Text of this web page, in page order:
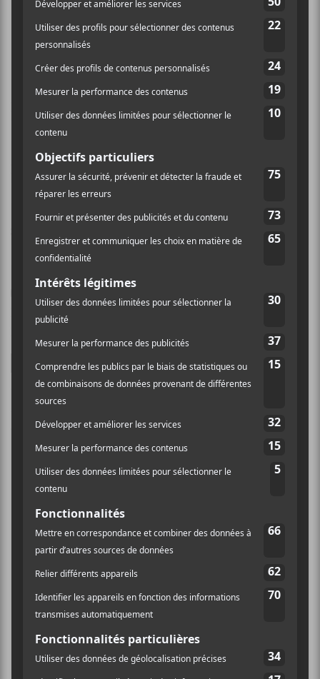
Nom (obligatoire)
Email (ne sera pas publié) (obligatoire)
Enregistrer mon nom, mon e-mail et mon site dans
le navigateur pour mon prochain commentaire.
Ce site utilise Akismet pour réduire les indésirables.
savoir plus sur la façon dont les données de vos
commentaires sont traitées.
Ne manquez pas les dernières
nouvelles!